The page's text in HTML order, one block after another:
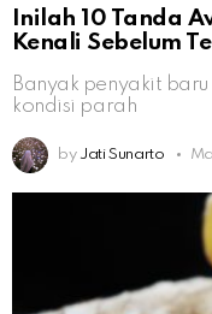
Inilah 10 Tanda
Kenali Sebelum
Banyak penyakit
kondisi parah
by Jati Sunarto